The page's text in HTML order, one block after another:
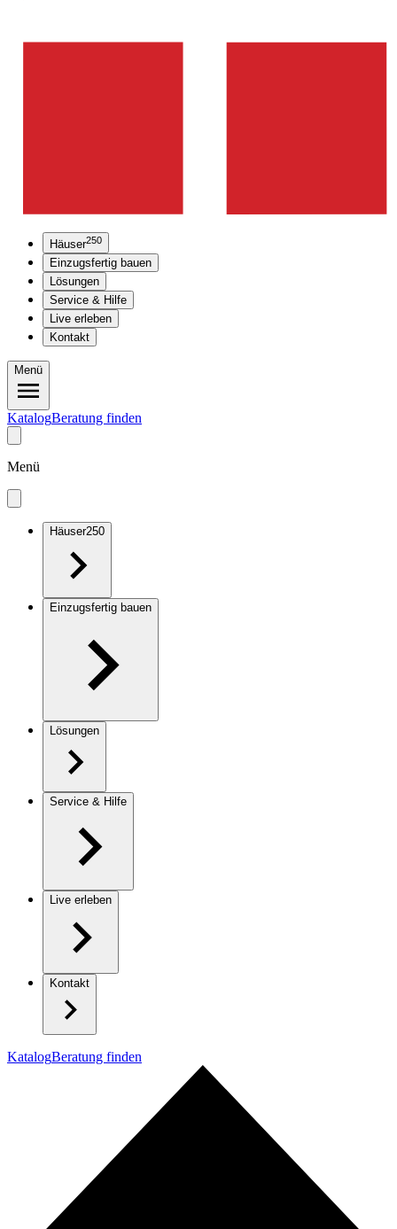
Häuser250
Einzugsfertig bauen
Lösungen
Service & Hilfe
Live erleben
Kontakt
Menü
KatalogBeratung finden
Menü
Häuser250
Einzugsfertig bauen
Lösungen
Service & Hilfe
Live erleben
Kontakt
KatalogBeratung finden